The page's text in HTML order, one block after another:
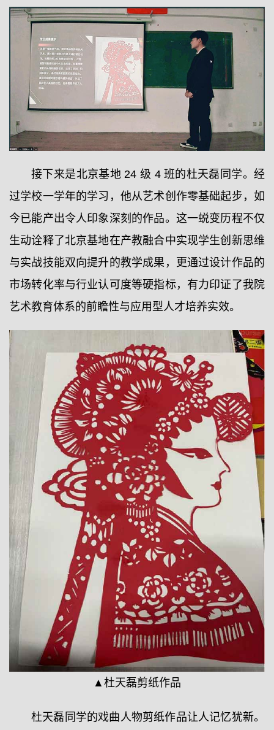
接下来是北京基地 24 级 4 班的杜天磊同学。经
过学校一学年的学习，他从艺术创作零基础起步，如
今已能产出令人印象深刻的作品。这一蜕变历程不仅
生动诠释了北京基地在产教融合中实现学生创新思维
与实战技能双向提升的教学成果，更通过设计作品的
市场转化率与行业认可度等硬指标，有力印证了我院
艺术教育体系的前瞻性与应用型人才培养实效。
▲杜天磊剪纸作品
杜天磊同学的戏曲人物剪纸作品让人记忆犹新。